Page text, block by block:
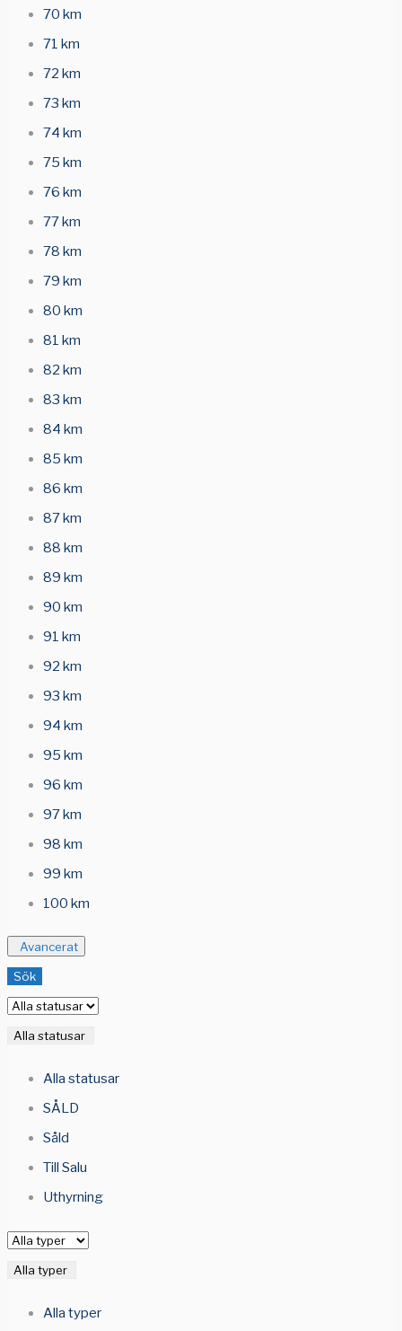
70 km
71 km
72 km
73 km
74 km
75 km
76 km
77 km
78 km
79 km
80 km
81 km
82 km
83 km
84 km
85 km
86 km
87 km
88 km
89 km
90 km
91 km
92 km
93 km
94 km
95 km
96 km
97 km
98 km
99 km
100 km
Avancerat
Sök
Alla statusar
Alla statusar
SÅLD
Såld
Till Salu
Uthyrning
Alla typer
Alla typer